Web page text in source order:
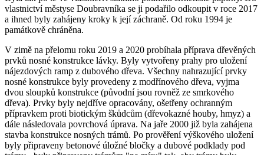
vlastnictví městyse Doubravníka se ji podařilo odkoupit v roce 2017
a ihned byly zahájeny kroky k její záchraně. Od roku 1994 je
památkově chráněna.
V zimě na přelomu roku 2019 a 2020 probíhala příprava dřevěných
prvků nosné konstrukce lávky. Byly vytvořeny prahy pro uložení
nájezdových ramp z dubového dřeva. Všechny nahrazující prvky
nosné konstrukce byly provedeny z modřínového dřeva, vyjma
dvou sloupků konstrukce (původní jsou rovněž ze smrkového
dřeva). Prvky byly nejdříve opracovány, ošetřeny ochranným
přípravkem proti biotickým škůdcům (dřevokazné houby, hmyz) a
dále následovala povrchová úprava. Na jaře 2000 již byla zahájena
stavba konstrukce nosných trámů. Po prověření výškového uložení
byly připraveny betonové úložné bločky a dubové podklady pod